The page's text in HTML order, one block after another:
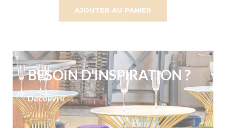
AJOUTER AU PANIER
BESOIN D'INSPIRATION ?
Découvrir →